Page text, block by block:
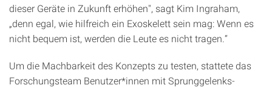
dieser Geräte in Zukunft erhöhen", sagt Kim Ingraham,
„denn egal, wie hilfreich ein Exoskelett sein mag: Wenn es
nicht bequem ist, werden die Leute es nicht tragen.“
Um die Machbarkeit des Konzepts zu testen, stattete das
Forschungsteam Benutzer*innen mit Sprunggelenks-